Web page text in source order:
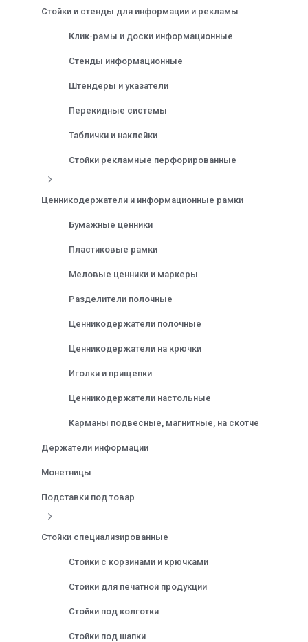
Стойки и стенды для информации и рекламы
Клик-рамы и доски информационные
Стенды информационные
Штендеры и указатели
Перекидные системы
Таблички и наклейки
Стойки рекламные перфорированные
Ценникодержатели и информационные рамки
Бумажные ценники
Пластиковые рамки
Меловые ценники и маркеры
Разделители полочные
Ценникодержатели полочные
Ценникодержатели на крючки
Иголки и прищепки
Ценникодержатели настольные
Карманы подвесные, магнитные, на скотче
Держатели информации
Монетницы
Подставки под товар
Стойки специализированные
Стойки с корзинами и крючками
Стойки для печатной продукции
Стойки под колготки
Стойки под шапки